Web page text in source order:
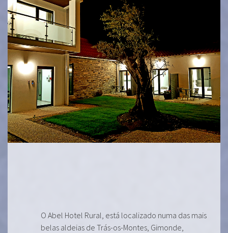
O Abel Hotel Rural, está localizado numa das mais
belas aldeias de Trás-os-Montes, Gimonde,